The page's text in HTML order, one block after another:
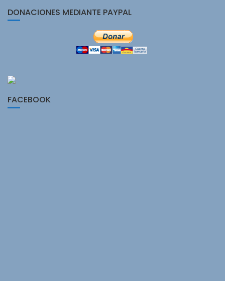
DONACIONES MEDIANTE PAYPAL
FACEBOOK